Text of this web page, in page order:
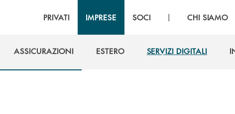
PRIVATI IMPRESE SOCI | CHI SIAMO
ASSICURAZIONI
ESTERO
SERVIZI DIGITALI